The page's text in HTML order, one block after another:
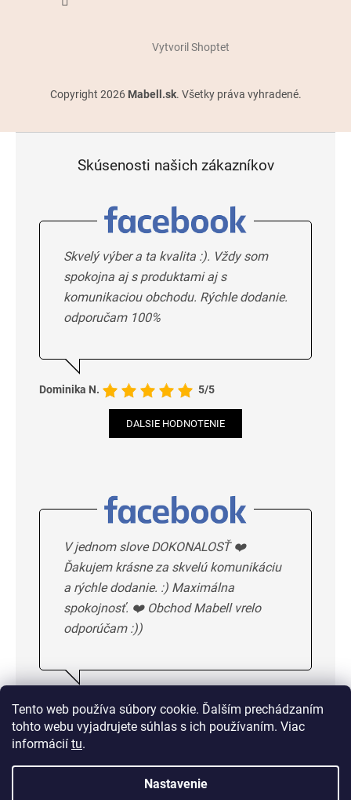
Tento web používa súbory cookie. Ďalším prechádzaním
tohto webu vyjadrujete súhlas s ich používaním. Viac
informácií tu.
Nastavenie
Vytvoril Shoptet
Copyright 2026 Mabell.sk. Všetky práva vyhradené.
Skúsenosti našich zákazníkov
Skvelý výber a ta kvalita :). Vždy som
spokojna aj s produktami aj s
komunikaciou obchodu. Rýchle dodanie.
odporučam 100%
Dominika N. 5/5
DALSIE HODNOTENIE
V jednom slove DOKONALOSŤ ❤️
Ďakujem krásne za skvelú komunikáciu
a rýchle dodanie. :) Maximálna
spokojnosť. ❤️ Obchod Mabell vrelo
odporúčam :))
DALSIE HODNOTENIE